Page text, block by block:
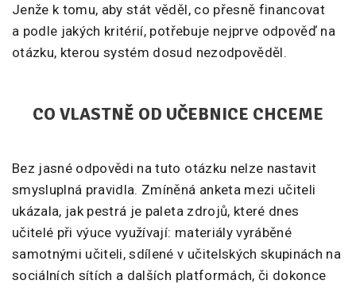
Jenže k tomu, aby stát věděl, co přesně financovat
a podle jakých kritérií, potřebuje nejprve odpověď na
otázku, kterou systém dosud nezodpověděl.
CO VLASTNĚ OD UČEBNICE CHCEME
Bez jasné odpovědi na tuto otázku nelze nastavit
smysluplná pravidla. Zmíněná anketa mezi učiteli
ukázala, jak pestrá je paleta zdrojů, které dnes
učitelé při výuce využívají: materiály vyráběné
samotnými učiteli, sdílené v učitelských skupinách na
sociálních sítích a dalších platformách, či dokonce